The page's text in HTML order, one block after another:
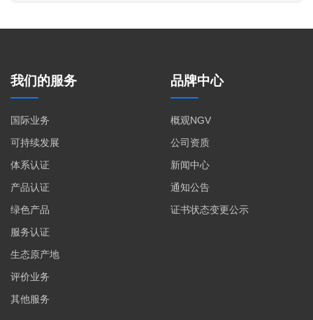
我们的服务
国际业务
可持续发展
体系认证
产品认证
绿色产品
服务认证
生态原产地
评价业务
其他服务
品牌中心
概观NGV
公司资质
新闻中心
通知公告
证书状态变更公示